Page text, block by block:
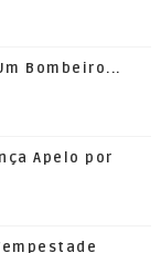
Bombeiro...
Apelo por